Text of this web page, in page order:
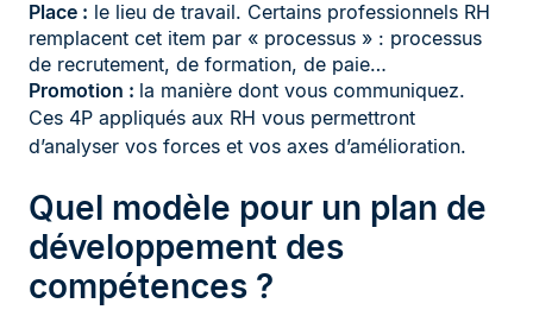
Place : le lieu de travail. Certains professionnels RH
remplacent cet item par « processus » : processus
de recrutement, de formation, de paie…
Promotion : la manière dont vous communiquez.
Ces 4P appliqués aux RH vous permettront
d’analyser vos forces et vos axes d’amélioration.
Quel modèle pour un plan de
développement des
compétences ?